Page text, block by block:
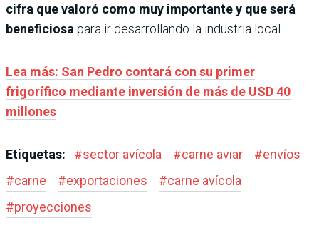
cifra que valoró como muy importante y que será
beneficiosa para ir desarrollando la industria local.
Lea más: San Pedro contará con su primer
frigorífico mediante inversión de más de USD 40
millones
Etiquetas: #sector avícola #carne aviar #envíos
#carne #exportaciones #carne avícola
#proyecciones